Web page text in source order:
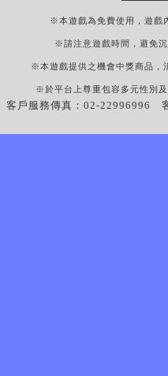
※本遊戲為免費使用，遊戲
※請注意遊戲時間，避免
※本遊戲提供之機會中獎商品，
※於平台上尊重包容多元性別
客戶服務傳真：02-22996996